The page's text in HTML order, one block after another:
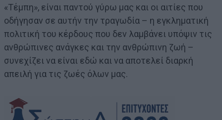
«Τέμπη», είναι παντού γύρω μας και οι αιτίες που
οδήγησαν σε αυτήν την τραγωδία – η εγκληματική
πολιτική του κέρδους που δεν λαμβάνει υπόψιν τις
ανθρώπινες ανάγκες και την ανθρώπινη ζωή –
συνεχίζει να είναι εδώ και να αποτελεί διαρκή
απειλή για τις ζωές όλων μας.